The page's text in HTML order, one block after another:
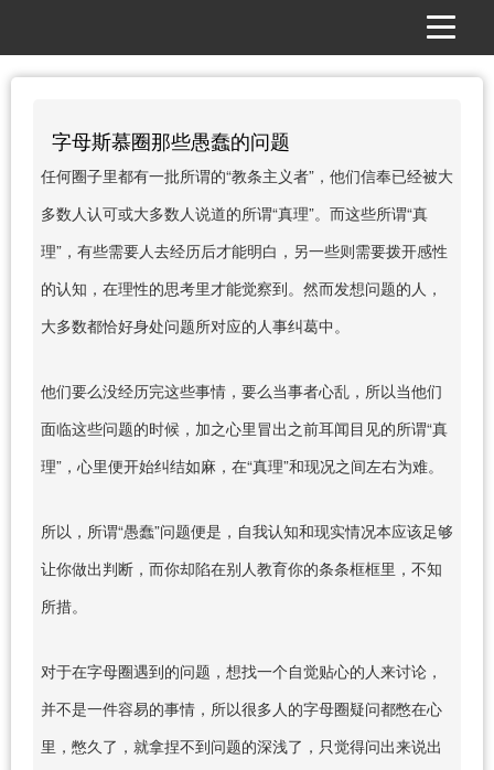
字母斯慕圈那些愚蠢的问题
任何圈子里都有一批所谓的“教条主义者”，他们信奉已经被大
多数人认可或大多数人说道的所谓“真理”。而这些所谓“真
理”，有些需要人去经历后才能明白，另一些则需要拨开感性
的认知，在理性的思考里才能觉察到。然而发想问题的人，
大多数都恰好身处问题所对应的人事纠葛中。
他们要么没经历完这些事情，要么当事者心乱，所以当他们
面临这些问题的时候，加之心里冒出之前耳闻目见的所谓“真
理”，心里便开始纠结如麻，在“真理”和现况之间左右为难。
所以，所谓“愚蠢”问题便是，自我认知和现实情况本应该足够
让你做出判断，而你却陷在别人教育你的条条框框里，不知
所措。
对于在字母圈遇到的问题，想找一个自觉贴心的人来讨论，
并不是一件容易的事情，所以很多人的字母圈疑问都憋在心
里，憋久了，就拿捏不到问题的深浅了，只觉得问出来说出